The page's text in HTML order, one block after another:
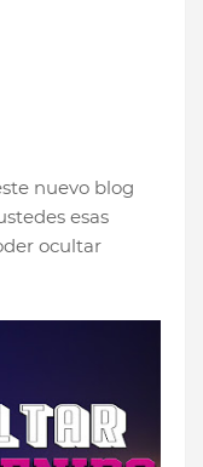
nuevo blog
esas
ocultar